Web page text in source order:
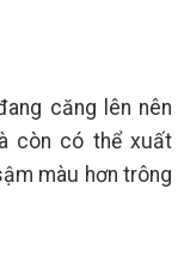
căng lên nên
còn có thể xuất
màu hơn trông